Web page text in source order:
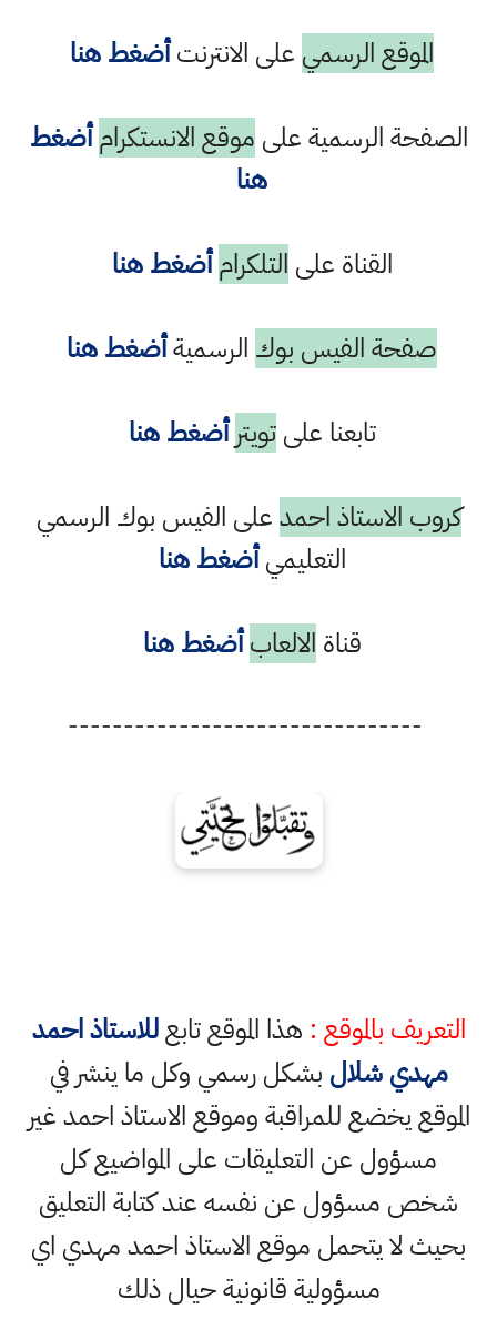
الموقع الرسمي على الانترنتأضغط هنا
الصفحة الرسمية على موقع الانستكرام أضغط
هنا
القناة على التلكرام أضغط هنا
صفحة الفيس بوك الرسميةأضغط هنا
تابعنا علىتويتر أضغط هنا
كروب الاستاذ احمدعلى الفيس بوك الرسمي
التعليميأضغط هنا
قناة الالعاب أضغط هنا
--------------------------------
التعريف بالموقع : هذا الموقع تابعللاستاذ احمد
مهدي شلال بشكل رسمي وكل ما ينشر في
الموقع يخضع للمراقبة وموقع الاستاذ احمد غير
مسؤول عن التعليقات على المواضيع كل
شخص مسؤول عن نفسه عند كتابة التعليق
بحيث لا يتحمل موقع الاستاذ احمد مهدي اي
مسؤولية قانونية حيال ذلك